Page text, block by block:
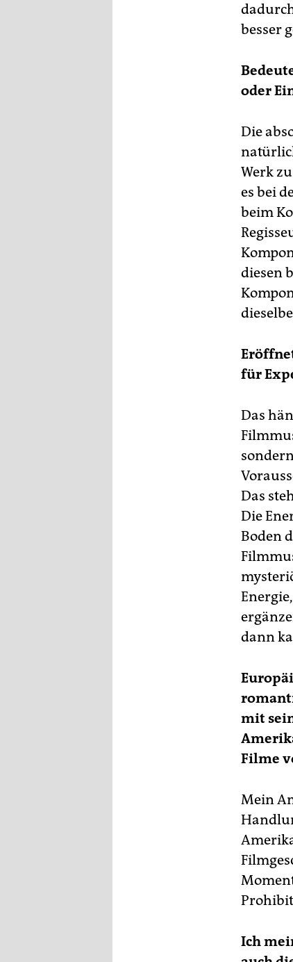
besser
oder
Die
Werk
es bei
beim
diesen
für
Das
Das
Die
Boden
dann
mit
Filme
Mein
Ich